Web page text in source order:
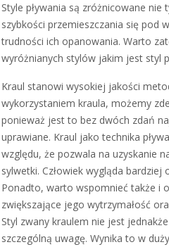
Style pływania są zróżnicowane
szybkości przemieszczania się pod
trudności ich opanowania. Warto
wyróżnianych stylów jakim jest styl
Kraul stanowi wysokiej jakości
wykorzystaniem kraula, możemy
ponieważ jest to bez dwóch zdań
uprawiane. Kraul jako technika
względu, że pozwala na uzyskanie
sylwetki. Człowiek wygląda bardziej
Ponadto, warto wspomnieć także i
zwiększające jego wytrzymałość
Styl zwany kraulem nie jest
szczególną uwagę. Wynika to w